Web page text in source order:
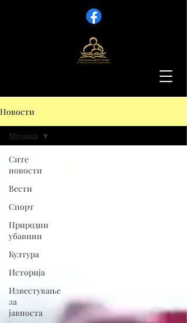
Новости
Сите
новости
Вести
Спорт
Природни
убавини
Култура
Историја
Известување
за
јавноста
Музика